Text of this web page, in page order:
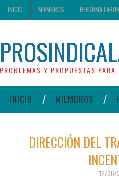
INICIO MIEMBROS REFORMA
PROBLEMAS Y PROPUESTAS
INICIO MIEMBROS
DIRECCIÓN DEL
12/06/